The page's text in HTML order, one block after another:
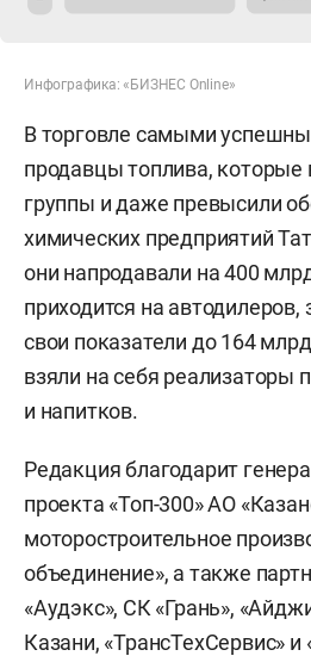
Инфографика: «БИЗНЕС Online»
В торговле самыми
продавцы топлива, которые
группы и даже превысили
химических предприятий
они напродавали на 400
приходится на автодилеров,
свои показатели до 164
взяли на себя реализаторы
и напитков.
Редакция благодарит
проекта «Топ-300» АО
моторостроительное
объединение», а также
«Аудэкс», СК «Грань»,
Казани, «ТрансТехСервис» и